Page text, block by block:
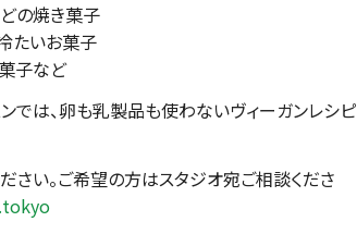
の焼き菓子
たいお菓子
子など
では、卵も乳製品も使わないヴィーガンレシピ
さい。ご希望の方はスタジオ宛ご相談くださ